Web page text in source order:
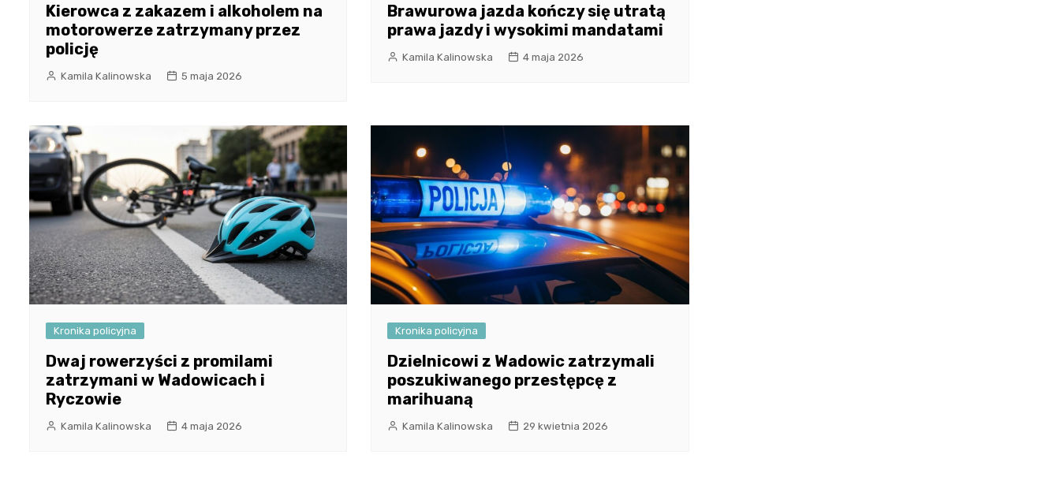
Kierowca z zakazem i alkoholem na
motorowerze zatrzymany przez
policję
Kamila Kalinowska 5 maja 2026
Brawurowa jazda kończy się utratą
prawa jazdy i wysokimi mandatami
Kamila Kalinowska 4 maja 2026
Kronika policyjna
Dwaj rowerzyści z promilami
zatrzymani w Wadowicach i
Ryczowie
Kamila Kalinowska 4 maja 2026
Kronika policyjna
Dzielnicowi z Wadowic zatrzymali
poszukiwanego przestępcę z
marihuaną
Kamila Kalinowska 29 kwietnia 2026